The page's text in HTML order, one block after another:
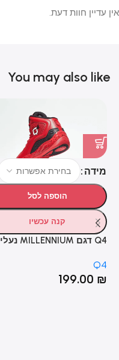
אין עדיין חוות דעת.
You may also like
מידה
הוספה לסל
קנה עכשיו
Q4 דגם MILLENNIUM נעלי
Q4
199.00 ₪